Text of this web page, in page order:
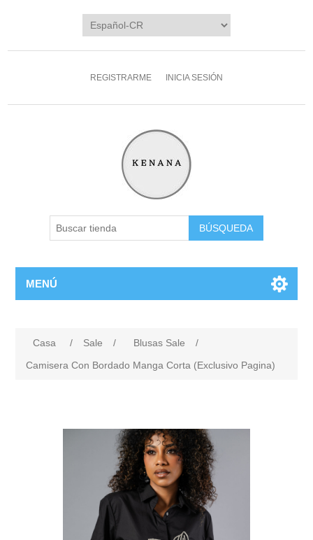
REGISTRARME INICIA SESIÓN
MENÚ
Casa / Sale / Blusas Sale
/
Camisera Con Bordado Manga Corta (Exclusivo Pagina)